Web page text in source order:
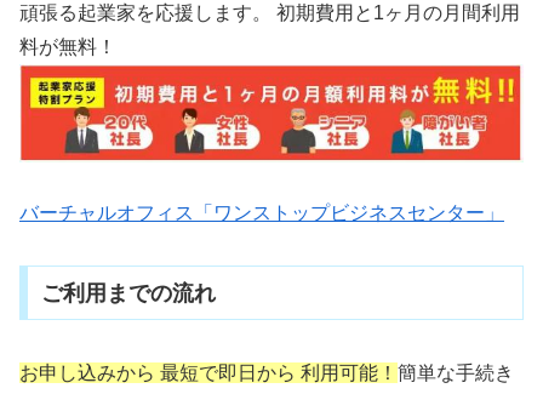
頑張る起業家を応援します。 初期費用と1ヶ月の月間利用
料が無料！
バーチャルオフィス「ワンストップビジネスセンター」
ご利用までの流れ
お申し込みから 最短で即日から 利用可能！ 簡単な手続き